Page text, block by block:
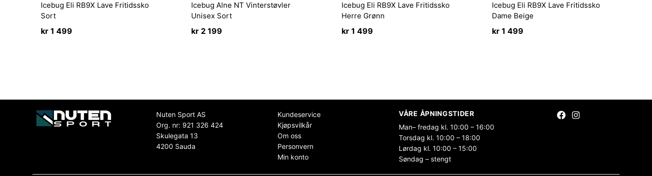
Icebug Eli RB9X Lave Fritidssko
Sort
kr 1 499
Icebug Alne NT Vinterstøvler
Unisex Sort
kr2 199
Icebug Eli RB9X Lave Fritidssko
Herre Grønn
kr1 499
Icebug Eli RB9X Lave Fritidssko
Dame Beige
kr1 499
Nuten Sport AS
Org. nr: 921 326 424
Skulegata 13
4200 Sauda
Kundeservice
Kjøpsvilkår
Om oss
Personvern
Min konto
VÅRE ÅPNINGSTIDER
Man– fredag kl. 10:00 – 16:00
Torsdag kl. 10:00 – 18:00
Lørdag kl. 10:00 – 15:00
Søndag – stengt